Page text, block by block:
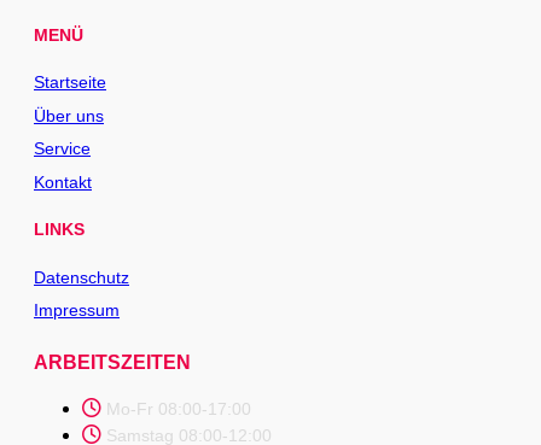
MENÜ
Startseite
Über uns
Service
Kontakt
LINKS
Datenschutz
Impressum
ARBEITSZEITEN
Mo-Fr 08:00-17:00
Samstag 08:00-12:00